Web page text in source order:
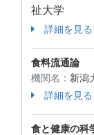
祉大学
詳細を見る
食料流通論
機関名： 新潟
詳細を見る
食と健康の科